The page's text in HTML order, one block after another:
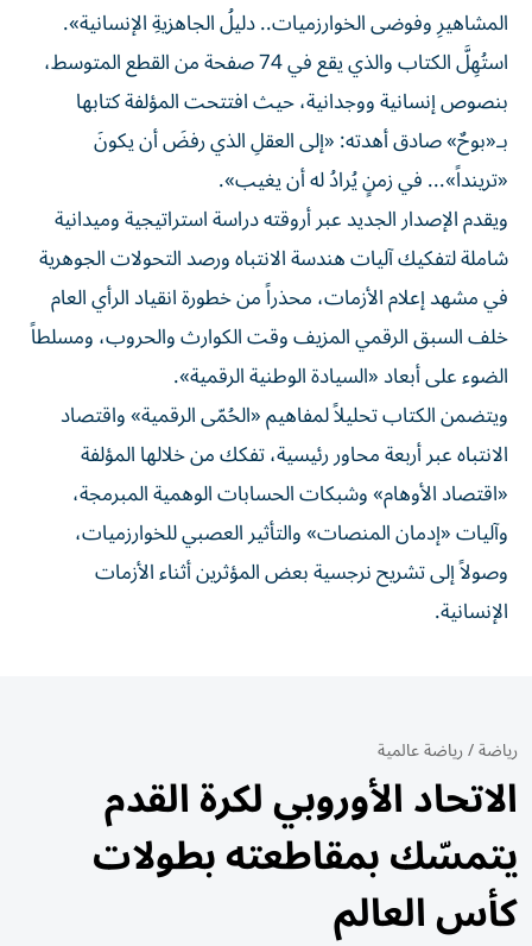
المشاهيرِ وفوضى الخوارزميات.. دليلُ الجاهزيةِ الإنسانية».
استُهِلَّ الكتاب والذي يقع في 74 صفحة من القطع المتوسط،
بنصوص إنسانية ووجدانية، حيث افتتحت المؤلفة كتابها
بـ«بوحٌ» صادق أهدته: «إلى العقلِ الذي رفضَ أن يكونَ
«ترينداً»... في زمنٍ يُرادُ له أن يغيب».
ويقدم الإصدار الجديد عبر أروقته دراسة استراتيجية وميدانية
شاملة لتفكيك آليات هندسة الانتباه ورصد التحولات الجوهرية
في مشهد إعلام الأزمات، محذراً من خطورة انقياد الرأي العام
خلف السبق الرقمي المزيف وقت الكوارث والحروب، ومسلطاً
الضوء على أبعاد «السيادة الوطنية الرقمية».
ويتضمن الكتاب تحليلاً لمفاهيم «الحُمّى الرقمية» واقتصاد
الانتباه عبر أربعة محاور رئيسية، تفكك من خلالها المؤلفة
«اقتصاد الأوهام» وشبكات الحسابات الوهمية المبرمجة،
وآليات «إدمان المنصات» والتأثير العصبي للخوارزميات،
وصولاً إلى تشريح نرجسية بعض المؤثرين أثناء الأزمات
الإنسانية.
رياضة/رياضة عالمية
الاتحاد الأوروبي لكرة القدم
يتمسّك بمقاطعته بطولات
كأس العالم